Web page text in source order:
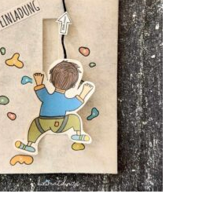
DEN WARENKORB